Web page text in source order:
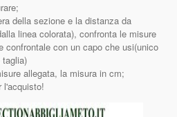
della sezione e la distanza da
linea colorata), confronta le misure
confrontale con un capo che usi(unico
taglia)
allegata, la misura in cm;
l'acquisto!